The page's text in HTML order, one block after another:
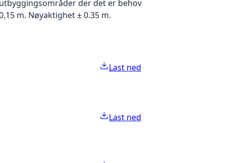
der det er behov
m. Nøyaktighet ± 0.35 m.
Last ned
Last ned